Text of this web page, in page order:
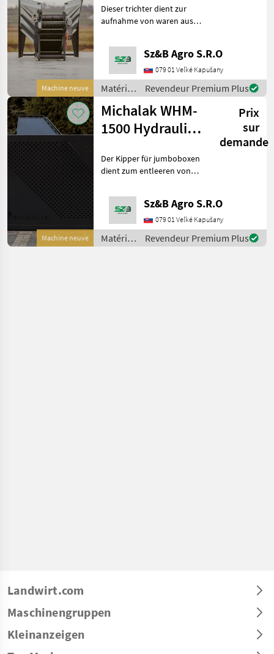
Machine neuve
Dieser trichter dient zur
aufnahme von waren aus
gedreht werden mittels
drehteller am stapler
montiert oder in
quadratischer ausführung
für sam
Sz&B Agro S.R.O
079 01 Veľké Kapušany
Matériels
de
maraîchage
/
Michalak
Revendeur Premium Plus
Machine neuve
Michalak WHM-
1500 Hydraulic
Prix
sur
demande
Der Kipper für jumboboxen
dient zum entleeren von
maximalen grundmaß von
120 cm x 160 cm, 130 cm
hoch und mit max. Gewicht
von 1500 kg. Die masch
Sz&B Agro S.R.O
079 01 Veľké Kapušany
Matériels
de
Revendeur Premium Plus
Landwirt.com
Maschinengruppen
Kleinanzeigen